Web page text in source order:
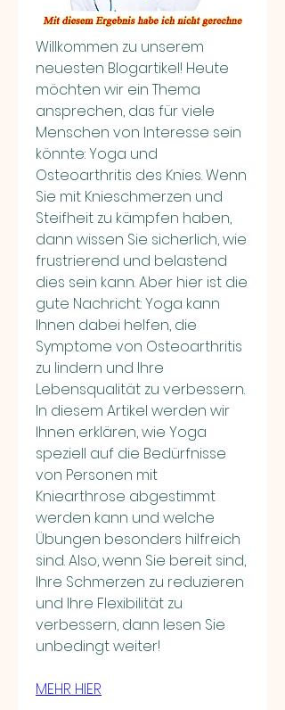
Willkommen zu unserem
neuesten Blogartikel! Heute
möchten wir ein Thema
ansprechen, das für viele
Menschen von Interesse sein
könnte: Yoga und
Osteoarthritis des Knies. Wenn
Sie mit Knieschmerzen und
Steifheit zu kämpfen haben,
dann wissen Sie sicherlich, wie
frustrierend und belastend
dies sein kann. Aber hier ist die
gute Nachricht: Yoga kann
Ihnen dabei helfen, die
Symptome von Osteoarthritis
zu lindern und Ihre
Lebensqualität zu verbessern.
In diesem Artikel werden wir
Ihnen erklären, wie Yoga
speziell auf die Bedürfnisse
von Personen mit
Kniearthrose abgestimmt
werden kann und welche
Übungen besonders hilfreich
sind. Also, wenn Sie bereit sind,
Ihre Schmerzen zu reduzieren
und Ihre Flexibilität zu
verbessern, dann lesen Sie
unbedingt weiter!
MEHR HIER